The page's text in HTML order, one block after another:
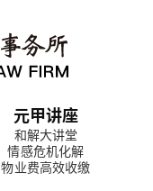
元甲讲座
和解大讲堂
情感危机化解
物业费高效收缴